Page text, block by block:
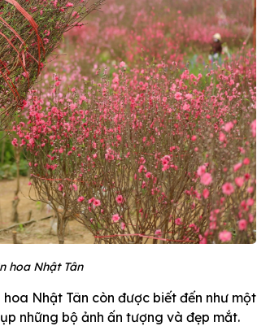
hoa Nhật Tân
Nhật Tân còn được biết đến như một
những bộ ảnh ấn tượng và đẹp mắt.